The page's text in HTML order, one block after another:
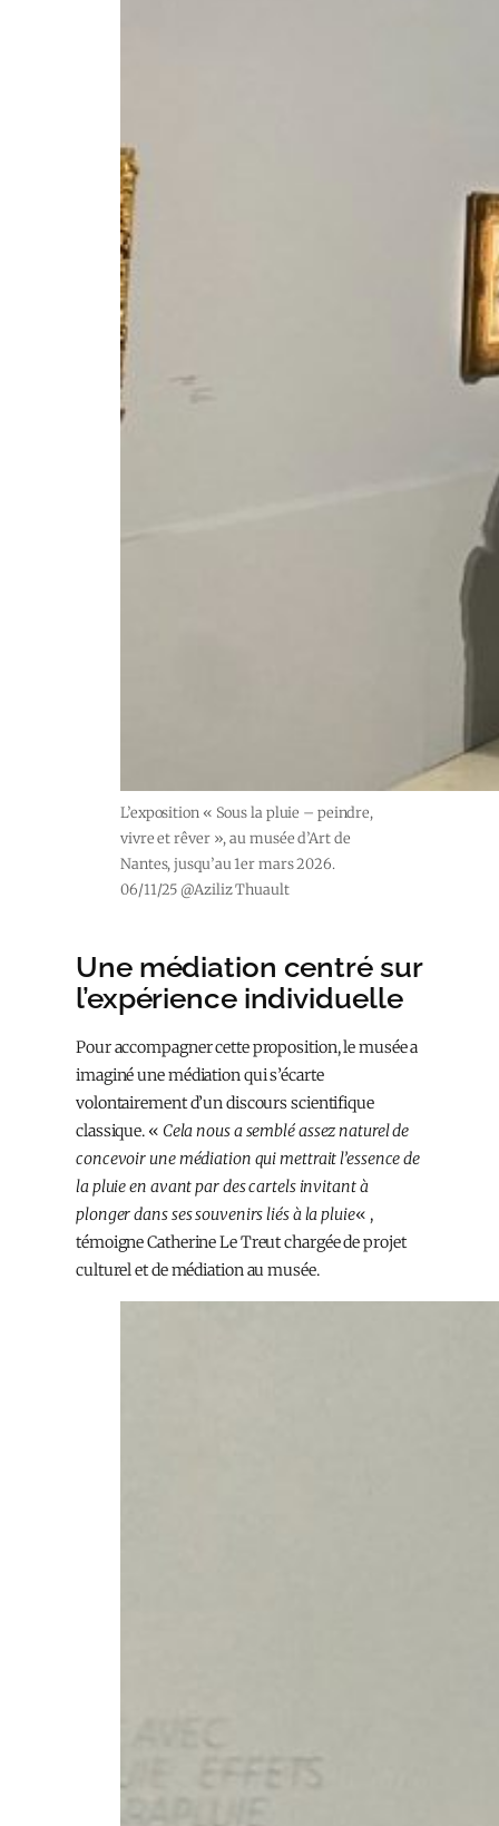
L’exposition « Sous la pluie – peindre,
vivre et rêver », au musée d’Art de
Nantes, jusqu’au 1er mars 2026.
06/11/25 @Aziliz Thuault
Une médiation centré sur
l’expérience individuelle
Pour accompagner cette proposition, le musée a
imaginé une médiation qui s’écarte
volontairement d’un discours scientifique
classique. « Cela nous a semblé assez naturel de
concevoir une médiation qui mettrait l’essence de
la pluie en avant par des cartels invitant à
plonger dans ses souvenirs liés à la pluie« ,
témoigne Catherine Le Treut chargée de projet
culturel et de médiation au musée.